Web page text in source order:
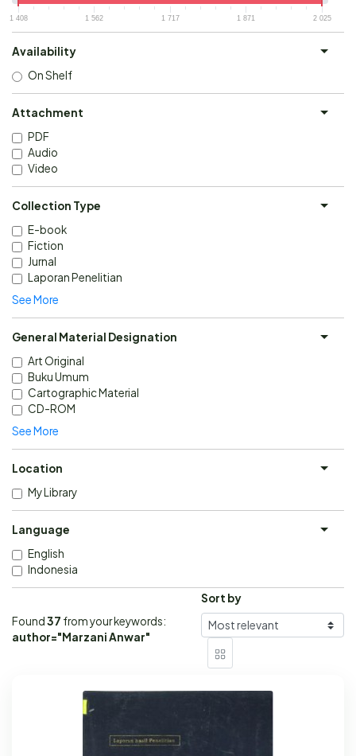
1 408 1 562 1 717 1 871 2 025
Availability
On Shelf
Attachment
PDF
Audio
Video
Collection Type
E-book
Fiction
Jurnal
Laporan Penelitian
See More
General Material Designation
Art Original
Buku Umum
Cartographic Material
CD-ROM
See More
Location
My Library
Language
English
Indonesia
Found37 from your keywords:
author="Marzani Anwar"
Sort by